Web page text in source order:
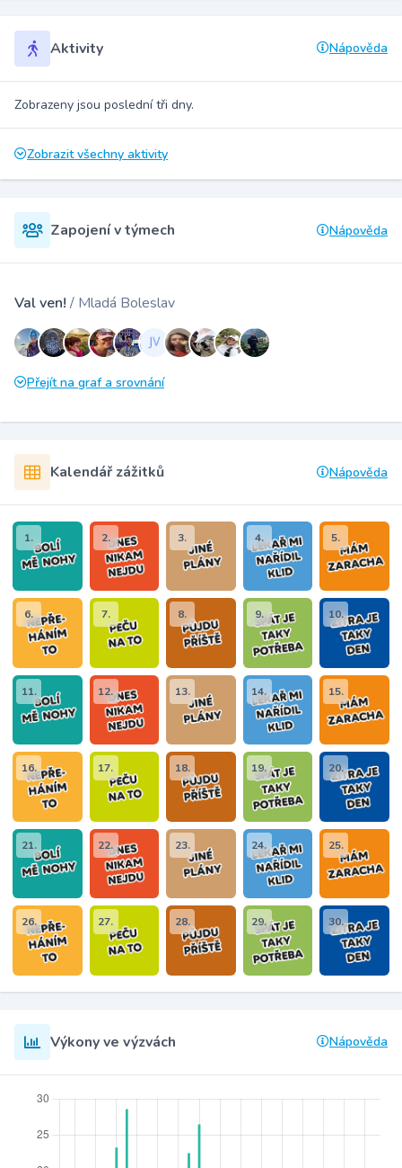
Aktivity Nápověda
Zobrazeny jsou poslední tři dny.
Zobrazit všechny aktivity
Zapojení v týmech Nápověda
Val ven! / Mladá Boleslav
Přejít na graf a srovnání
Kalendář zážitků Nápověda
1. 2. 3. 4. 5.
6. 7. 8. 9. 10.
11. 12. 13. 14. 15.
16. 17. 18. 19. 20.
21. 22. 23. 24. 25.
26. 27. 28. 29. 30.
Výkony ve výzvách Nápověda